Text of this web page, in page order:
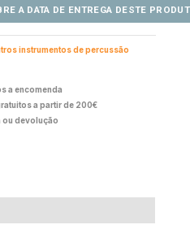
instrumentos de percussão
a encomenda
a partir de 200€
ou devolução